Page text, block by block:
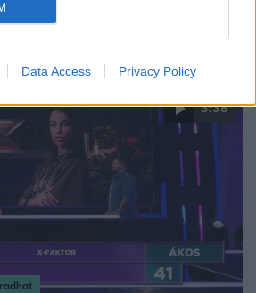
Data Access Privacy Policy
The Floor játékosai közül. A
3:38